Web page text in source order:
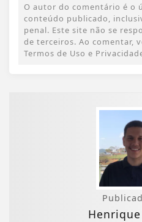
O autor do comentário é o
conteúdo publicado,
penal. Este site não se
de terceiros. Ao comentar,
Termos de Uso e